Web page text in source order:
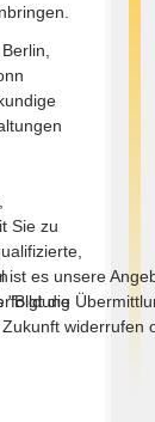
Sie zu
"Bildung
es unsere
die
widerrufen